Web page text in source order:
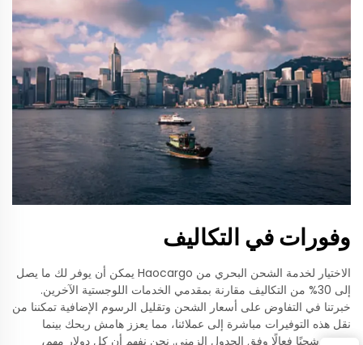
وفورات في التكاليف
الاختيار لخدمة الشحن البحري من Haocargo يمكن أن يوفر لك ما يصل
إلى 30% من التكاليف مقارنة بمقدمي الخدمات اللوجستية الآخرين.
خبرتنا في التفاوض على أسعار الشحن وتقليل الرسوم الإضافية تمكننا من
نقل هذه التوفيرات مباشرة إلى عملائنا، مما يعزز هامش ربحك بينما
نضمن شحنًا فعالًا وفق الجدول الزمني. نحن نفهم أن كل دولار مهم،